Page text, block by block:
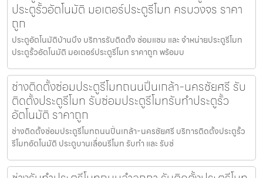
ประตูรั้วอัตโนมัติ มอเตอร์ประตูรีโมท ครบวงจร ราคา
ถูก
ประตูอัตโนมัติบ้านบึง บริการรับติดตั้ง ซ่อมแซม และ จำหน่ายประตูรีโมท
ประตูรั้วอัตโนมัติ มอเตอร์ประตูรีโมท ราคาถูก พร้อมบ
ช่างติดตั้งซ่อมประตูรีโมทถนนปิ่นเกล้า-นครชัยศรี รับ
ติดตั้งประตูรีโมท รับซ่อมประตูรีโมทรับทำประตูรั้ว
อัตโนมัติ ราคาถูก
ช่างติดตั้งซ่อมประตูรีโมทถนนปิ่นเกล้า-นครชัยศรี บริการติดตั้งประตูรั้ว
รีโมทอัตโนมัติ ประตูบานเลื่อนรีโมท รับทำ และ รับซ่